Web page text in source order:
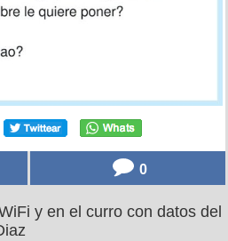
0
y en el curro con datos del